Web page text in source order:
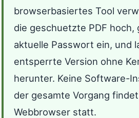
browserbasiertes Tool
die geschuetzte PDF hoch,
aktuelle Passwort ein, und
entsperrte Version ohne
herunter. Keine Software-
der gesamte Vorgang
Webbrowser statt.